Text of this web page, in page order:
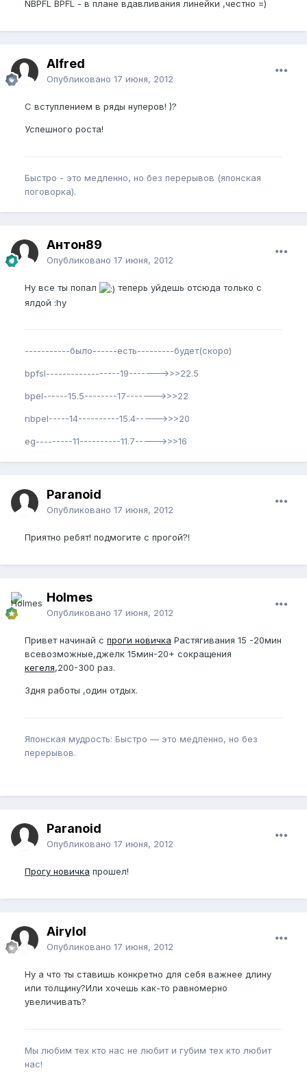
NBPFL BPFL - в плане вдавливания линейки ,честно =)
Alfred
Опубликовано 17 июня, 2012
С вступлением в ряды нуперов! )?
Успешного роста!
Быстро - это медленно, но без перерывов (японская
поговорка).
Антон89
Опубликовано 17 июня, 2012
Ну все ты попал
теперь уйдешь отсюда только с
ялдой :hy
-----------было------есть---------будет(скоро)
bpfsl------------------19------->>>22.5
bpel------15.5--------17------->>>22
nbpel-----14----------15.4----->>>20
eg---------11----------11.7----->>>16
Paranoid
Опубликовано 17 июня, 2012
Приятно ребят! подмогите с прогой?!
Holmes
Опубликовано 17 июня, 2012
Привет начинай с проги новичка Растягивания 15 -20мин
всевозможные,джелк 15мин-20+ сокращения
кегеля,200-300 раз.
3дня работы ,один отдых.
Японская мудрость: Быстро — это медленно, но без
перерывов.
Paranoid
Опубликовано 17 июня, 2012
Прогу новичка прошел!
Airylol
Опубликовано 17 июня, 2012
Ну а что ты ставишь конкретно для себя важнее длину
или толщину?Или хочешь как-то равномерно
увеличивать?
Мы любим тех кто нас не любит и губим тех кто любит
нас!